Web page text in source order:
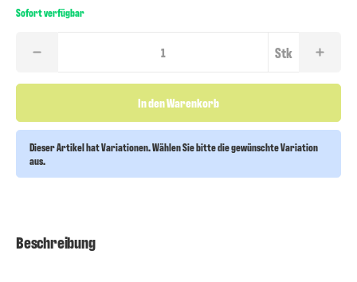
Sofort verfügbar
Stk
In den Warenkorb
Dieser Artikel hat Variationen. Wählen Sie bitte die gewünschte Variation
aus.
Beschreibung